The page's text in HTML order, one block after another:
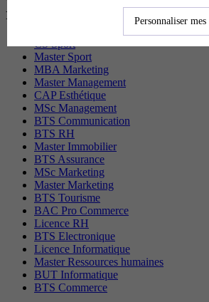
recherchés
CS Sport
Master Sport
MBA Marketing
Master Management
CAP Esthétique
MSc Management
BTS Communication
BTS RH
Master Immobilier
BTS Assurance
MSc Marketing
Master Marketing
BTS Tourisme
BAC Pro Commerce
Licence RH
BTS Electronique
Licence Informatique
Master Ressources humaines
BUT Informatique
BTS Commerce
Personnaliser